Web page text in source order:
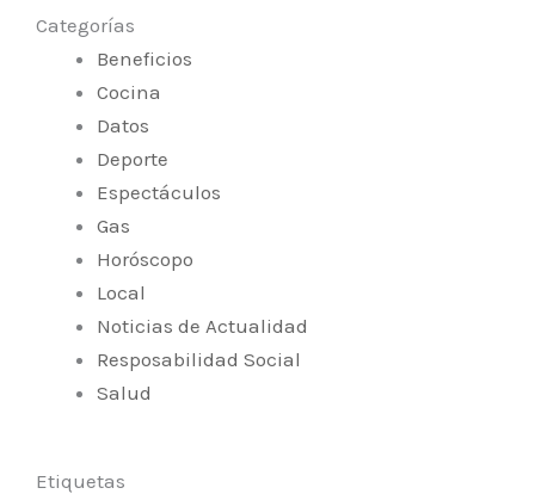
Categorías
Beneficios
Cocina
Datos
Deporte
Espectáculos
Gas
Horóscopo
Local
Noticias de Actualidad
Resposabilidad Social
Salud
Etiquetas